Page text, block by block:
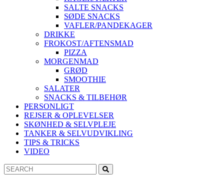
SALTE SNACKS
SØDE SNACKS
VAFLER/PANDEKAGER
DRIKKE
FROKOST/AFTENSMAD
PIZZA
MORGENMAD
GRØD
SMOOTHIE
SALATER
SNACKS & TILBEHØR
PERSONLIGT
REJSER & OPLEVELSER
SKØNHED & SELVPLEJE
TANKER & SELVUDVIKLING
TIPS & TRICKS
VIDEO
Search
for: